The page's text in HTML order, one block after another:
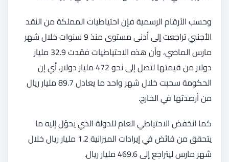
وحسب الأرقام الرسمية فإن احتياطيات المملكة من النقد
الأجنبي تراجعت إلى أدنى مستوى منذ 9 سنوات خلال شهر
مارس الماضي، وأن هذه الاحتياطيات فقدت 32.9 مليار
دولار من قيمتها لتصل إلى نحو 472 مليار دولار، أي إن
الحكومة سحبت خلال شهر واحد ما يعادل 89.7 مليار ريال
من أرصدتها في الخارج.
كما انخفض الاحتياطي العام للدولة الذي يحوّل إليه ما
يتحقق من فائض في إيرادات الميزانية 1.2 مليار ريال خلال
شهر مارس ليتراجع إلى 469.6 مليار ريال.